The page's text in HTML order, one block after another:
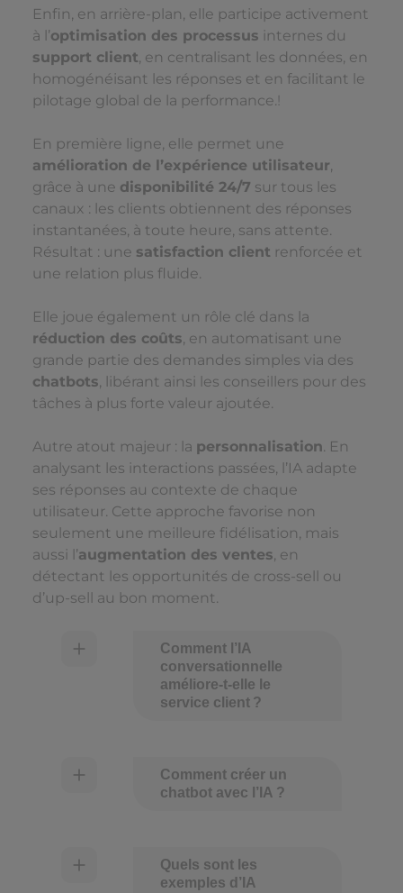
Enfin, en arrière-plan, elle participe activement
à l’optimisation des processus internes du
support client, en centralisant les données, en
homogénéisant les réponses et en facilitant le
pilotage global de la performance.!
En première ligne, elle permet une
amélioration de l’expérience utilisateur,
grâce à une disponibilité 24/7 sur tous les
canaux : les clients obtiennent des réponses
instantanées, à toute heure, sans attente.
Résultat : une satisfaction client renforcée et
une relation plus fluide.
Elle joue également un rôle clé dans la
réduction des coûts, en automatisant une
grande partie des demandes simples via des
chatbots, libérant ainsi les conseillers pour des
tâches à plus forte valeur ajoutée.
Autre atout majeur : la personnalisation. En
analysant les interactions passées, l’IA adapte
ses réponses au contexte de chaque
utilisateur. Cette approche favorise non
seulement une meilleure fidélisation, mais
aussi l’augmentation des ventes, en
détectant les opportunités de cross-sell ou
d’up-sell au bon moment.
Comment l’IA
conversationnelle
améliore-t-elle le
service client ?
Comment créer un
chatbot avec l’IA ?
Quels sont les
exemples d’IA